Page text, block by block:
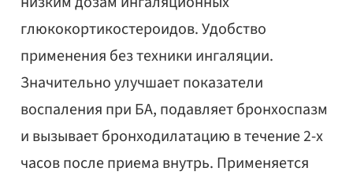
глюкокортикостероидов. Удобство
применения без техники ингаляции.
Значительно улучшает показатели
воспаления при БА, подавляет бронхоспазм
и вызывает бронходилатацию в течение 2-х
часов после приема внутрь. Применяется